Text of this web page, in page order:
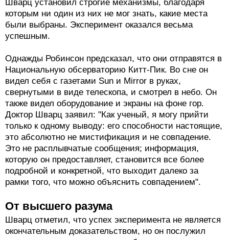
Шварц установил строгие механизмы, благодаря
которым ни один из них не мог знать, какие места
были выбраны. Эксперимент оказался весьма
успешным.
Однажды Робинсон предсказал, что они отправятся в
Национальную обсерваторию Китт-Пик. Во сне он
видел себя с газетами Sun и Mirror в руках,
свернутыми в виде телескопа, и смотрел в небо. Он
также видел оборудование и экраны на фоне гор.
Доктор Шварц заявил: "Как ученый, я могу прийти
только к одному выводу: его способности настоящие,
это абсолютно не мистификация и не совпадение.
Это не расплывчатые сообщения; информация,
которую он предоставляет, становится все более
подробной и конкретной, что выходит далеко за
рамки того, что можно объяснить совпадением".
От высшего разума
Шварц отметил, что успех эксперимента не является
окончательным доказательством, но он послужил